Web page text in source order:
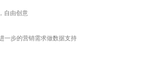
自由创意
一步的营销需求做数据支持